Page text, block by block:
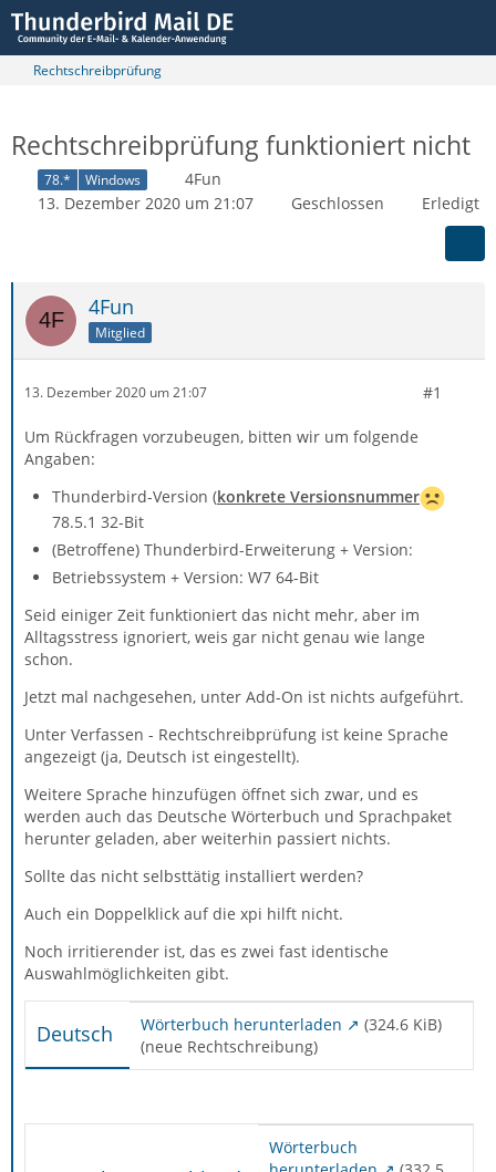
Rechtschreibprüfung
Rechtschreibprüfung funktioniert nicht
78.* Windows
4Fun
13. Dezember 2020 um 21:07
Geschlossen Erledigt
4Fun
Mitglied
13. Dezember 2020 um 21:07 #1
Um Rückfragen vorzubeugen, bitten wir um folgende
Angaben:
Thunderbird-Version (konkrete Versionsnummer
78.5.1 32-Bit
(Betroffene) Thunderbird-Erweiterung + Version:
Betriebssystem + Version: W7 64-Bit
Seid einiger Zeit funktioniert das nicht mehr, aber im
Alltagsstress ignoriert, weis gar nicht genau wie lange
schon.
Jetzt mal nachgesehen, unter Add-On ist nichts aufgeführt.
Unter Verfassen - Rechtschreibprüfung ist keine Sprache
angezeigt (ja, Deutsch ist eingestellt).
Weitere Sprache hinzufügen öffnet sich zwar, und es
werden auch das Deutsche Wörterbuch und Sprachpaket
herunter geladen, aber weiterhin passiert nichts.
Sollte das nicht selbsttätig installiert werden?
Auch ein Doppelklick auf die xpi hilft nicht.
Noch irritierender ist, das es zwei fast identische
Auswahlmöglichkeiten gibt.
Deutsch Wörterbuch herunterladen
(324.6 KiB)
(neue Rechtschreibung)
Wörterbuch